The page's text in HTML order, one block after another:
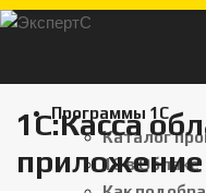
Программы 1С
Каталог
1С в Облаке
1С:Касса
приложение